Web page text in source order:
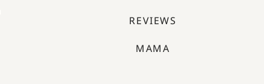
REVIEWS
MAMA